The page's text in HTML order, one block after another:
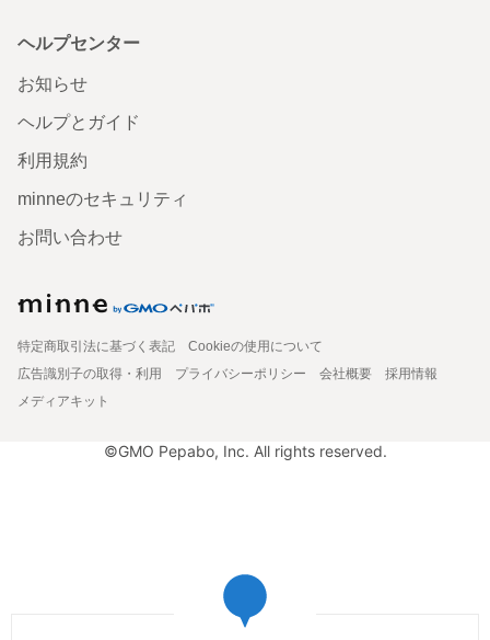
ヘルプセンター
お知らせ
ヘルプとガイド
利用規約
minneのセキュリティ
お問い合わせ
特定商取引法に基づく表記
Cookieの使用について
広告識別子の取得・利用
プライバシーポリシー 会社概要
採用情報
メディアキット
©GMO Pepabo, Inc. All rights reserved.